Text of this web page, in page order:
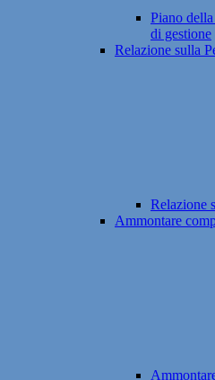
Piano
di gestione
Relazione sulla
Relazione
Ammontare